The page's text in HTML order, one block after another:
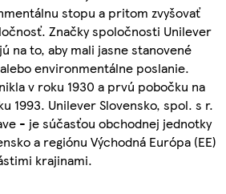
stopu a pritom zvyšovať
Značky spoločnosti Unilever
na to, aby mali jasne stanovené
environmentálne poslanie.
v roku 1930 a prvú pobočku na
1993. Unilever Slovensko, spol. s r.
- je súčasťou obchodnej jednotky
a regiónu Východná Európa (EE)
krajinami.